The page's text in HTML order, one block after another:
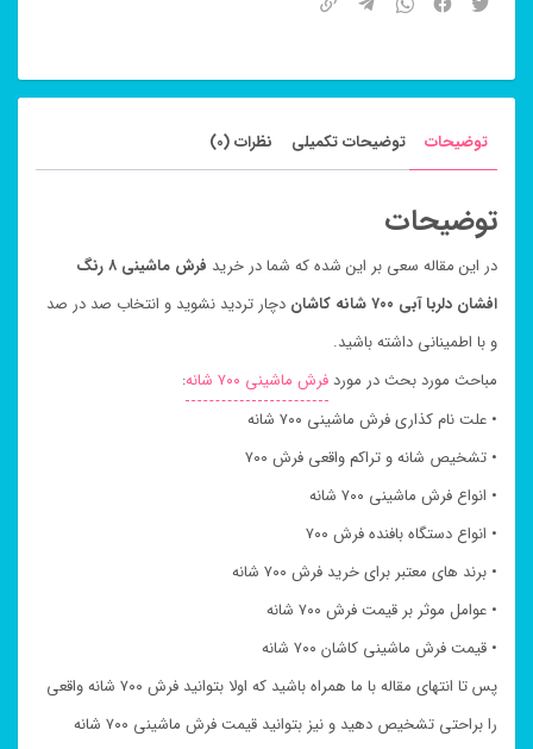
توضیحات توضیحات تکمیلی نظرات (0)
توضیحات
در این مقاله سعی بر این شده که شما در خرید
فرش ماشینی ۸ رنگ
افشان دلربا آبی ۷۰۰ شانه کاشان
دچار تردید نشوید و انتخاب صد در صد
و با اطمینانی داشته باشید.
مباحث مورد بحث در موردفرش ماشینی ۷۰۰ شانه
:
• علت نام کذاری فرش ماشینی ۷۰۰ شانه
• تشخیص شانه و تراکم واقعی فرش ۷۰۰
• انواع فرش ماشینی ۷۰۰ شانه
• انواع دستگاه بافنده فرش ۷۰۰
• برند های معتبر برای خرید فرش ۷۰۰ شانه
• عوامل موثر بر قیمت فرش ۷۰۰ شانه
• قیمت فرش ماشینی کاشان ۷۰۰ شانه
پس تا انتهای مقاله با ما همراه باشید که اولا بتوانید فرش ۷۰۰ شانه واقعی
را براحتی تشخیص دهید و نیز بتوانید قیمت فرش ماشینی ۷۰۰ شانه